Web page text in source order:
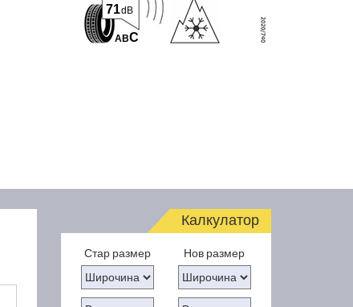
A BC
71dB
Калкулатор
Стар размер Нов размер